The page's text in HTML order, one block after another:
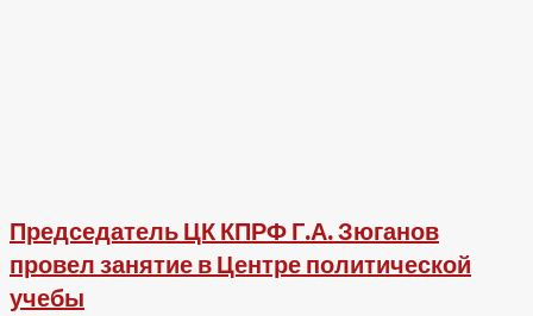
Председатель ЦК КПРФ Г.А. Зюганов
провел занятие в Центре политической
учебы